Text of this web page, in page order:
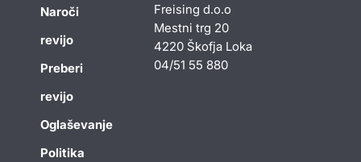
Naroči
revijo
Preberi
revijo
Oglaševanje
Politika
Freising d.o.o
Mestni trg 20
4220 Škofja Loka
04/51 55 880